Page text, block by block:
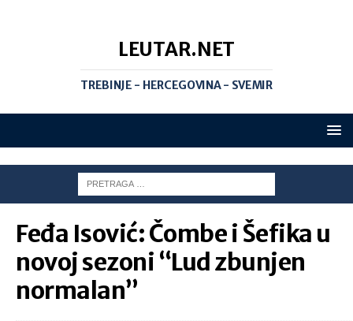
LEUTAR.NET
TREBINJE - HERCEGOVINA - SVEMIR
Feđa Isović: Čombe i Šefika u
novoj sezoni “Lud zbunjen
normalan”